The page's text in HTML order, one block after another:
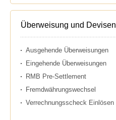
Überweisung und Devisen
Ausgehende Überweisungen
Eingehende Überweisungen
RMB Pre-Settlement
Fremdwährungswechsel
Verrechnungsscheck Einlösen